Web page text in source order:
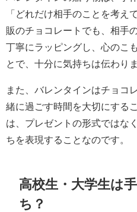
「どれだけ相手のことを考え
販のチョコレートでも、相手
丁寧にラッピングし、心のこ
とで、十分に気持ちは伝わりま
また、バレンタインはチョコ
緒に過ごす時間を大切にする
は、プレゼントの形式ではな
ちを表現することなのです。
高校生・大学生は
ち？